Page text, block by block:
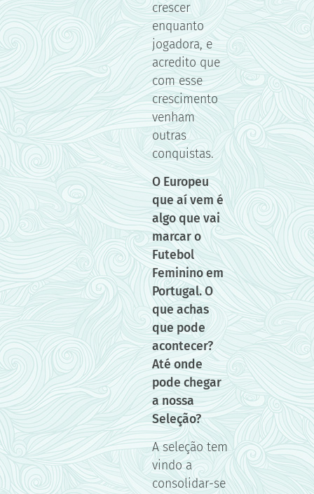
crescer
enquanto
jogadora, e
acredito que
com esse
crescimento
venham
outras
conquistas.
O Europeu
que aí vem é
algo que vai
marcar o
Futebol
Feminino em
Portugal. O
que achas
que pode
acontecer?
Até onde
pode chegar
a nossa
Seleção?
A seleção tem
vindo a
consolidar-se